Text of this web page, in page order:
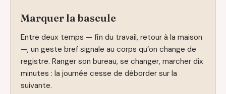
Marquer la bascule
Entre deux temps — fin du travail, retour à la maison
—, un geste bref signale au corps qu’on change de
registre. Ranger son bureau, se changer, marcher dix
minutes : la journée cesse de déborder sur la
suivante.